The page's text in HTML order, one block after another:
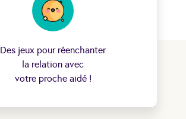
Des jeux pour réenchanter
la relation avec
votre proche aidé !